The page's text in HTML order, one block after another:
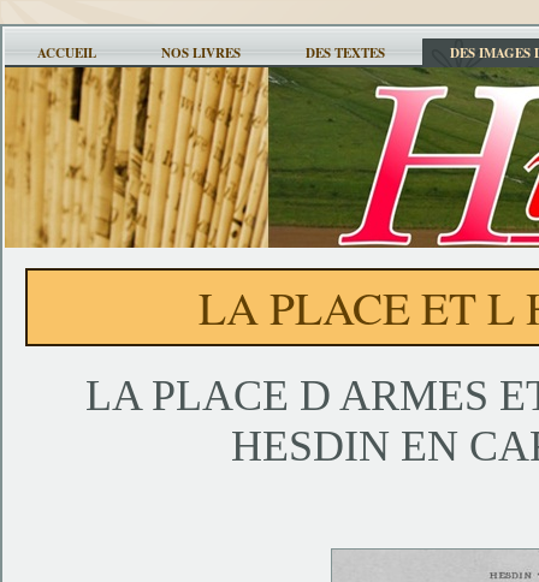
ACCUEIL NOS LIVRES DES TEXTES DES IMAGES
LA PLACE ET L
LA PLACE D ARMES
HESDIN EN